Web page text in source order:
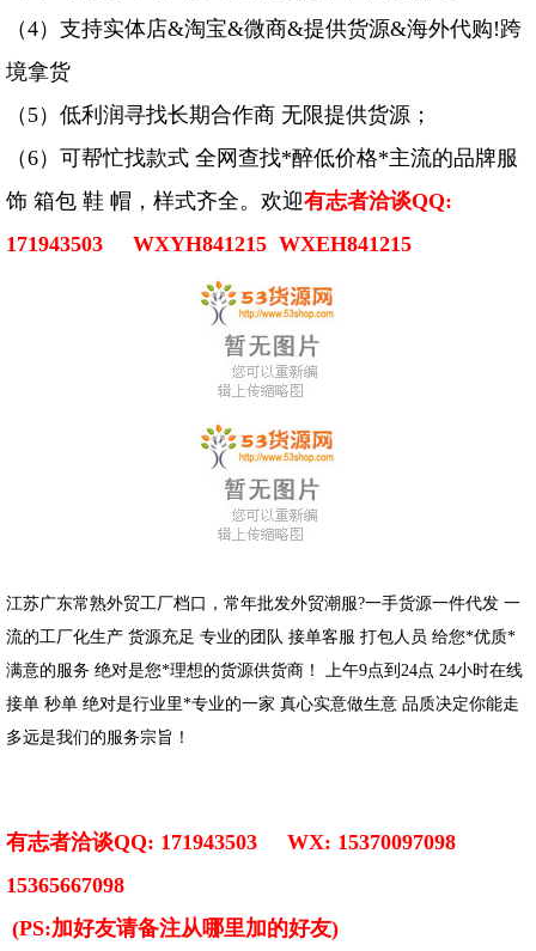
（4）支持实体店&淘宝&微商&提供货源&海外代购!跨
境拿货
（5）低利润寻找长期合作商 无限提供货源；
（6）可帮忙找款式 全网查找*醉低价格*主流的品牌服
饰 箱包 鞋 帽，样式齐全。欢迎有志者洽谈QQ:
171943503 WXYH841215 WXEH841215
江苏广东常熟外贸工厂档口，常年批发外贸潮服?一手货源一件代发 一
流的工厂化生产 货源充足 专业的团队 接单客服 打包人员 给您*优质*
满意的服务 绝对是您*理想的货源供货商！ 上午9点到24点 24小时在线
接单 秒单 绝对是行业里*专业的一家 真心实意做生意 品质决定你能走
多远是我们的服务宗旨！
有志者洽谈QQ: 171943503 WX: 15370097098
15365667098
(PS:加好友请备注从哪里加的好友)